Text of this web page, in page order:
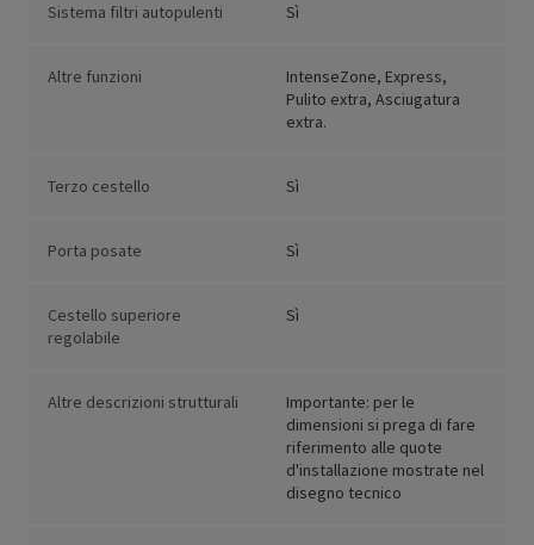
Sistema filtri autopulenti Sì
Altre funzioni
IntenseZone, Express,
Pulito extra, Asciugatura
extra.
Terzo cestello Sì
Porta posate Sì
Cestello superiore
regolabile
Sì
Altre descrizioni strutturali
Importante: per le
dimensioni si prega di fare
riferimento alle quote
d'installazione mostrate nel
disegno tecnico